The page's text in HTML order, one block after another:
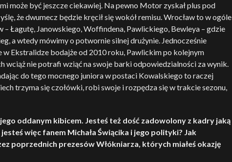
może być jeszcze ciekawiej. Na pewno Motor zyskał plus pod
że dwumecz będzie kręcił się wokół remisu. Wrocław to w ogóle
Łagutę, Janowskiego, Woffindena, Pawlickiego, Bewleya – gdzie
a wtedy mówimy o potwornie silnej drużynie. Jednocześnie
Ekstralidze bodajże od 2010 roku, Pawlickim po kolejnym
wciąż nie potrafi wziąć na swoje barki odpowiedzialności za wynik.
do tego mocnego juniora w postaci Kowalskiego to raczej
trzyma się czołówki, robi swoje i rozpędza się w trakcie sezonu,
oddanym kibicem. Jesteś też dość zadowolony z kadry jaką
więc fanem Michała Świącika i jego polityki? Jak
poprzednich prezesów Włókniarza, których miałeś okazję